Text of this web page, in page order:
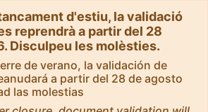
d'estiu, la validació
reprendrà a partir del 28
Disculpeu les molèsties.
de verano, la validación de
a partir del 28 de agosto
las molestias